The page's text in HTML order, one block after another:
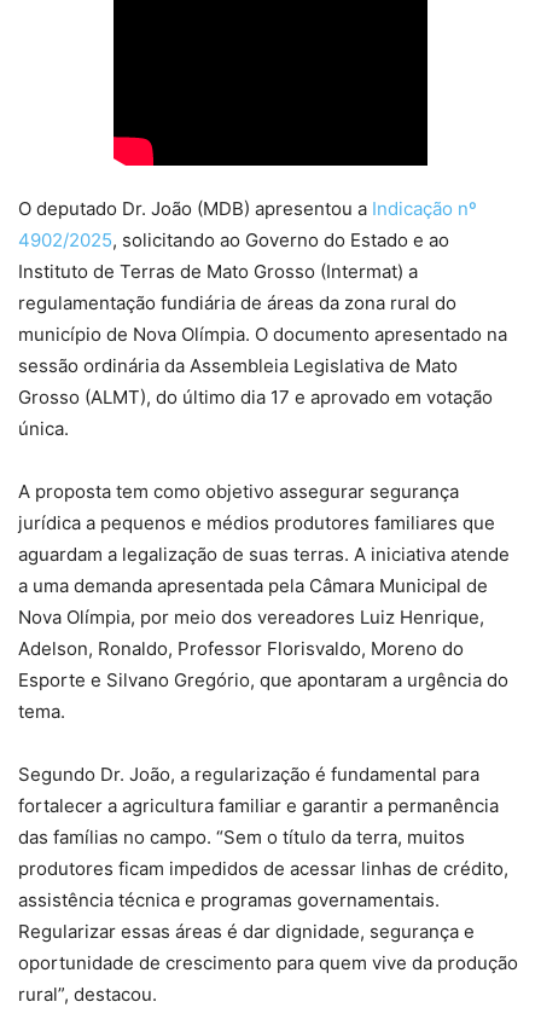
O deputado Dr. João (MDB) apresentou a Indicação nº
4902/2025, solicitando ao Governo do Estado e ao
Instituto de Terras de Mato Grosso (Intermat) a
regulamentação fundiária de áreas da zona rural do
município de Nova Olímpia. O documento apresentado na
sessão ordinária da Assembleia Legislativa de Mato
Grosso (ALMT), do último dia 17 e aprovado em votação
única.
A proposta tem como objetivo assegurar segurança
jurídica a pequenos e médios produtores familiares que
aguardam a legalização de suas terras. A iniciativa atende
a uma demanda apresentada pela Câmara Municipal de
Nova Olímpia, por meio dos vereadores Luiz Henrique,
Adelson, Ronaldo, Professor Florisvaldo, Moreno do
Esporte e Silvano Gregório, que apontaram a urgência do
tema.
Segundo Dr. João, a regularização é fundamental para
fortalecer a agricultura familiar e garantir a permanência
das famílias no campo. “Sem o título da terra, muitos
produtores ficam impedidos de acessar linhas de crédito,
assistência técnica e programas governamentais.
Regularizar essas áreas é dar dignidade, segurança e
oportunidade de crescimento para quem vive da produção
rural”, destacou.